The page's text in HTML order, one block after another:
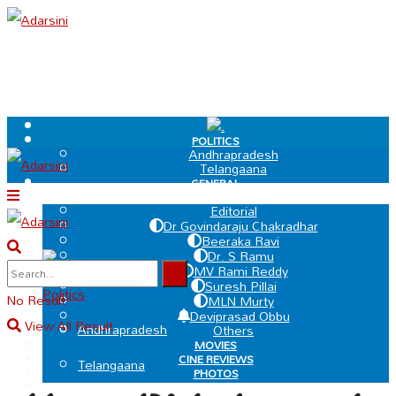
.
POLITICS
Andhrapradesh
Telangaana
GENERAL
Editorial
Dr Govindaraju Chakradhar
Beeraka Ravi
Dr. S Ramu
MV Rami Reddy
Suresh Pillai
MLN Murty
Deviprasad Obbu
Others
MOVIES
CINE REVIEWS
PHOTOS
VIDEOS
.
Politics
Andhrapradesh
Telangaana
No Result
View All Result